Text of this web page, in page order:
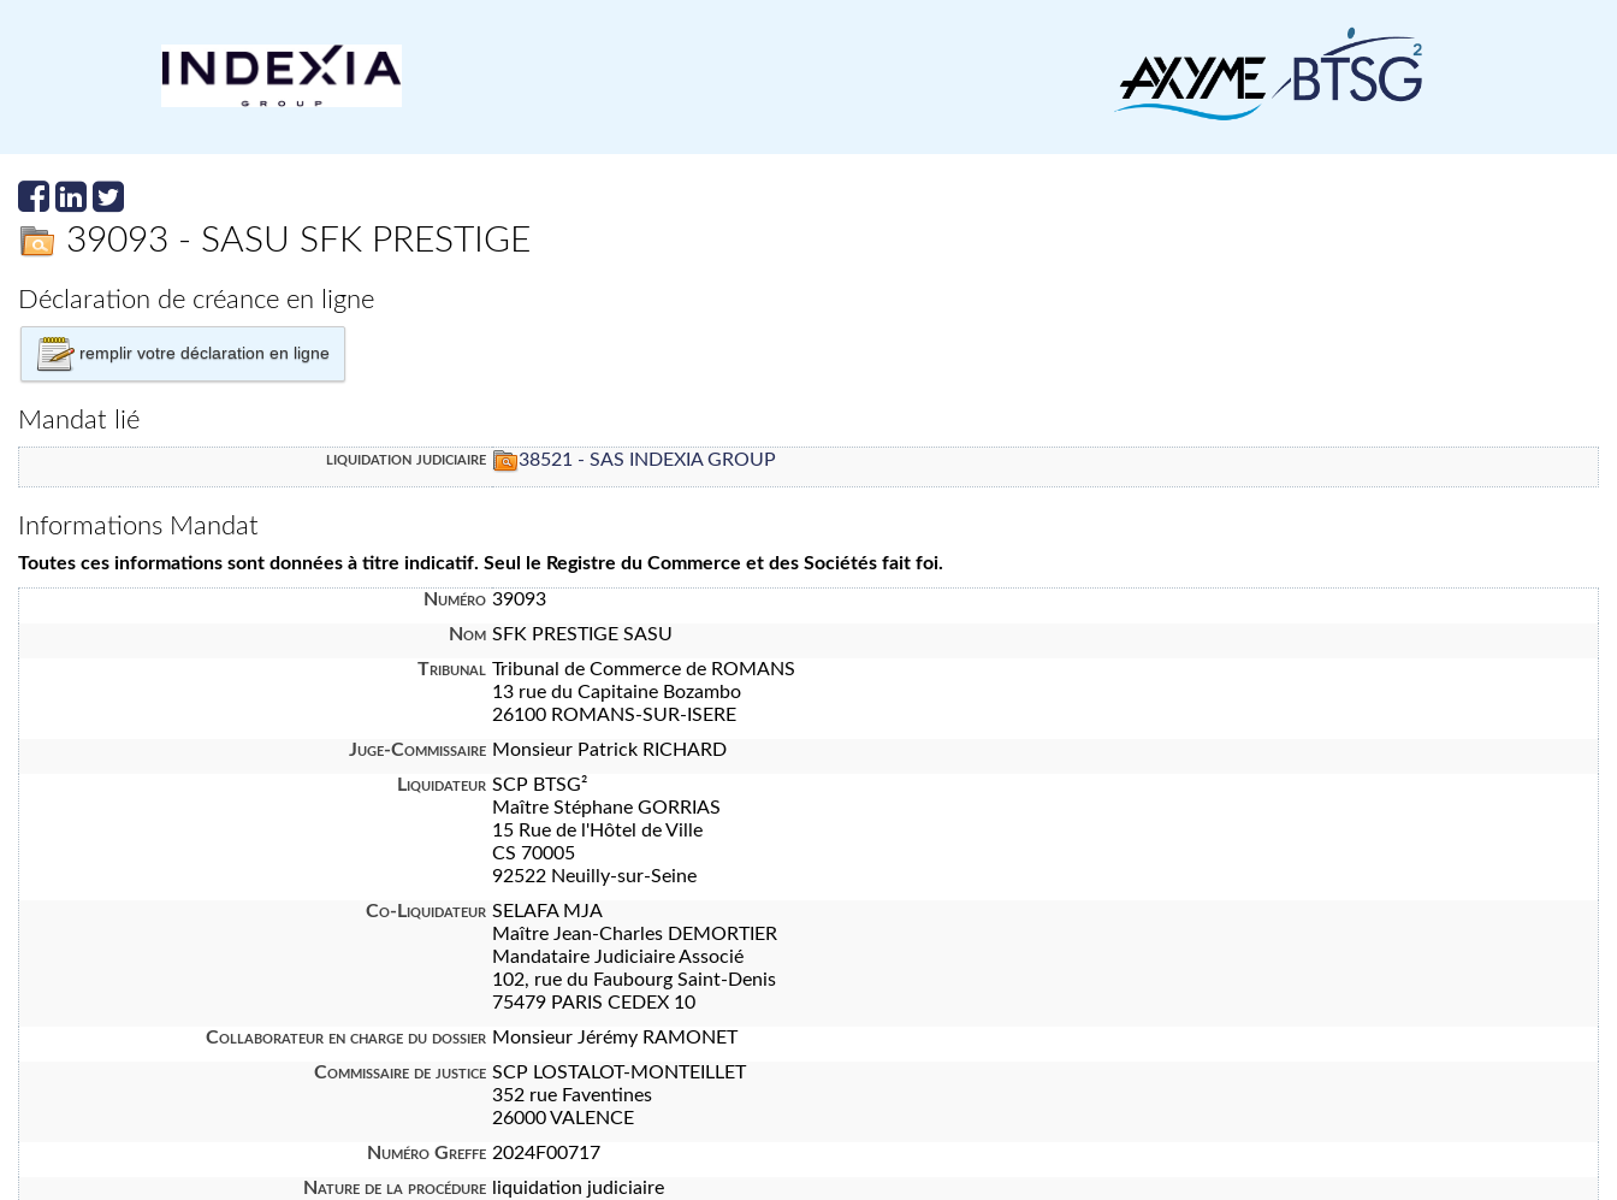
39093 - SASU SFK PRESTIGE
Déclaration de créance en ligne
remplir votre déclaration en ligne
Mandat lié
liquidation judiciaire 38521 - SAS INDEXIA GROUP
Informations Mandat
Toutes ces informations sont données à titre indicatif. Seul le Registre du Commerce et des Sociétés fait foi.
Numéro 39093
Nom SFK PRESTIGE SASU
Tribunal Tribunal de Commerce de ROMANS
13 rue du Capitaine Bozambo
26100 ROMANS-SUR-ISERE
Juge-Commissaire Monsieur Patrick RICHARD
Liquidateur SCP BTSG²
Maître Stéphane GORRIAS
15 Rue de l'Hôtel de Ville
CS 70005
92522 Neuilly-sur-Seine
Co-Liquidateur SELAFA MJA
Maître Jean-Charles DEMORTIER
Mandataire Judiciaire Associé
102, rue du Faubourg Saint-Denis
75479 PARIS CEDEX 10
Collaborateur en charge du dossier Monsieur Jérémy RAMONET
Commissaire de justice SCP LOSTALOT-MONTEILLET
352 rue Faventines
26000 VALENCE
Numéro Greffe 2024F00717
Nature de la procédure
liquidation judiciaire